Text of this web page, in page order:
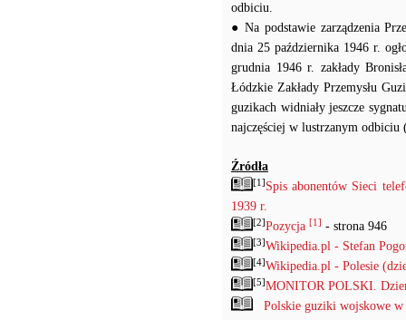
odbiciu.
● Na podstawie zarządzenia
dnia 25 października 1946 r.
grudnia 1946 r. zakłady
Łódzkie Zakłady Przemysłu
guzikach widniały jeszcze
najczęściej w lustrzanym
Źródła
[1] Spis abonentów Sieci
1939 r.
[2]Pozycja [1] - strona 946
[3]Wikipedia.pl - Stefan
[4]Wikipedia.pl - Polesie
[5]MONITOR POLSKI.
Polskie guziki wojskowe